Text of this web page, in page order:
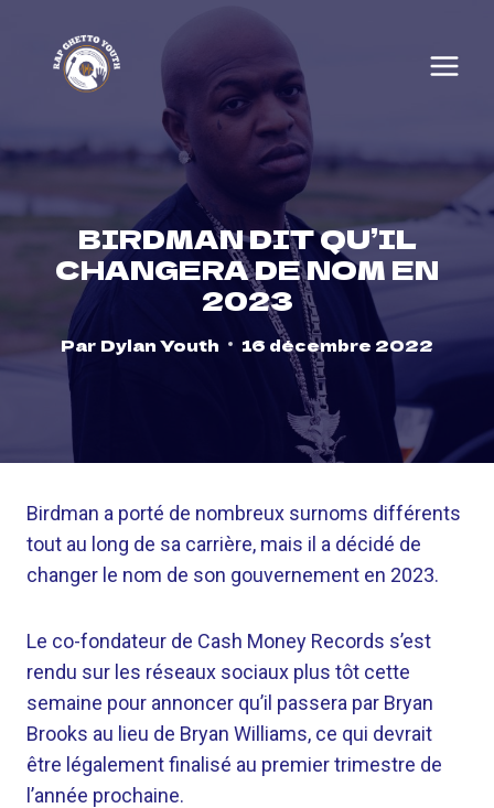
content
BIRDMAN DIT QU’IL
CHANGERA DE NOM EN
2023
Par Dylan Youth 16 décembre 2022
Birdman a porté de nombreux surnoms différents
tout au long de sa carrière, mais il a décidé de
changer le nom de son gouvernement en 2023.
Le co-fondateur de Cash Money Records s’est
rendu sur les réseaux sociaux plus tôt cette
semaine pour annoncer qu’il passera par Bryan
Brooks au lieu de Bryan Williams, ce qui devrait
être légalement finalisé au premier trimestre de
l’année prochaine.